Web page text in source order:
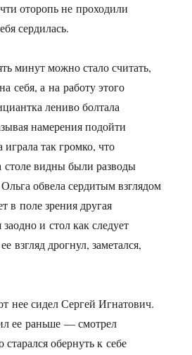
оторопь не проходили
сердилась.
минут можно стало считать,
себя, а на работу этого
лениво болтала
намерения подойти
так громко, что
столе видны были разводы
обвела сердитым взглядом
в поле зрения другая
и стол как следует
взгляд дрогнул, заметался,
нее сидел Сергей Игнатович.
ее раньше — смотрел
обернуть к себе